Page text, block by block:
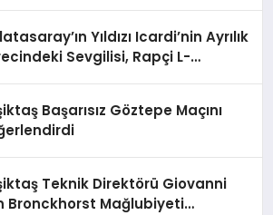
Yıldızı Icardi’nin Ayrılık
Sevgilisi, Rapçi L-
Başarısız Göztepe Maçını
Teknik Direktörü Giovanni
Bronckhorst Mağlubiyeti